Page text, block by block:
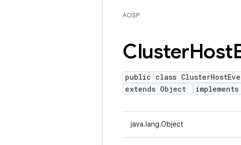
AOSP
ClusterHost
public class
extends Object
implements
java.lang.Object